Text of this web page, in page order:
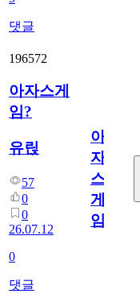
댓글
196572
아자스게
임?
유릱
57
0
0
26.07.12
0
댓글
아
자
스
게
임?